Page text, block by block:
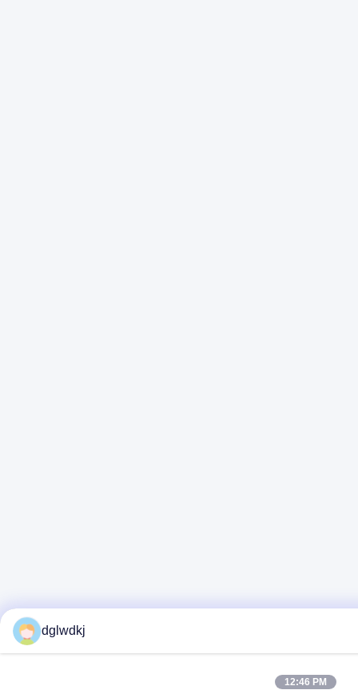
dglwdkj
12:46 PM